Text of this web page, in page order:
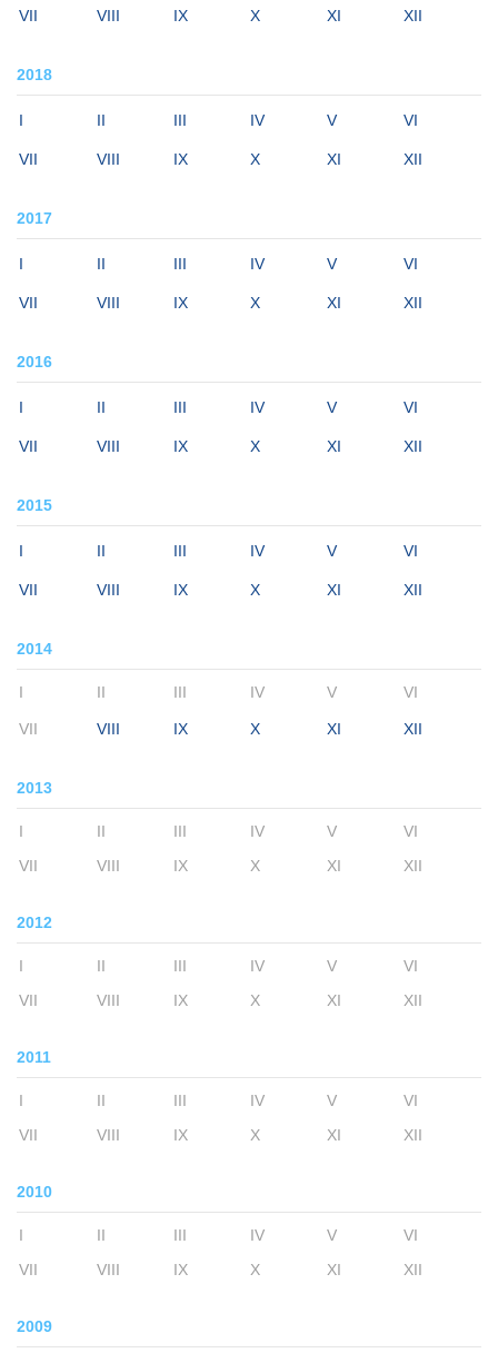
VII VIII IX X XI XII
2018
I II III IV V VI
VII VIII IX X XI XII
2017
I II III IV V VI
VII VIII IX X XI XII
2016
I II III IV V VI
VII VIII IX X XI XII
2015
I II III IV V VI
VII VIII IX X XI XII
2014
I II III IV V VI
VII VIII IX X XI XII
2013
I II III IV V
VI
VII
VIII IX X XI XII
2012
I II III IV V
VI
VII
VIII IX X XI XII
2011
I II III IV V
VI
VII
VIII IX X XI XII
2010
I II III IV V
VI
VII
VIII IX X XI XII
2009